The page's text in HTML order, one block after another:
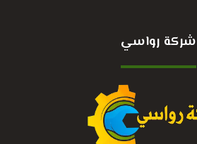
شركة رواسي